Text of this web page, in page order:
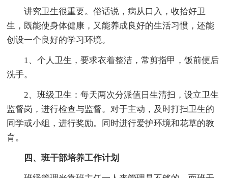
讲究卫生很重要。俗话说，病从口入，收拾好卫
生，既能使身体健康，又能养成良好的生活习惯，还能
创设一个良好的学习环境。
1、个人卫生，要求衣着整洁，常剪指甲，饭前便后
洗手。
2、班级卫生：每天两次分派值日生清扫，设立卫生
监督岗，进行检查与监督。对于主动，及时打扫卫生的
同学或小组，进行奖励。同时进行爱护环境和花草的教
育。
四、班干部培养工作计划